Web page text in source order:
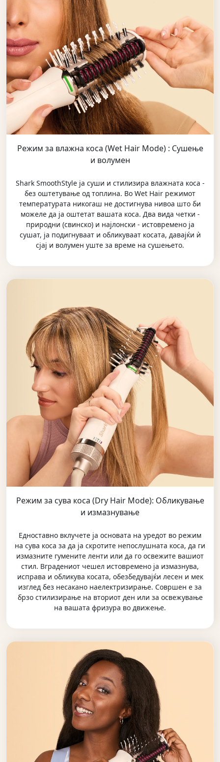
Режим за влажна коса (Wet Hair Mode) : Сушење
и волумен
Shark SmoothStyle ја суши и стилизира влажната коса -
без оштетување од топлина. Во Wet Hair режимот
температурата никогаш не достигнува нивоа што би
можеле да ја оштетат вашата коса. Два вида четки -
природни (свинско) и најлонски - истовремено ја
сушат, ја подигнуваат и обликуваат косата, давајќи ѝ
сјај и волумен уште за време на сушењето.
Режим за сува коса (Dry Hair Mode): Обликување
и измазнување
Едноставно вклучете ја основата на уредот во режим
на сува коса за да ја скротите непослушната коса, да ги
измазните гумените ленти или да го освежите вашиот
стил. Вградениот чешел истовремено ја измазнува,
исправа и обликува косата, обезбедувајќи лесен и мек
изглед без несакано наелектризирање. Совршен е за
брзо стилизирање на вториот ден или за освежување
на вашата фризура во движење.